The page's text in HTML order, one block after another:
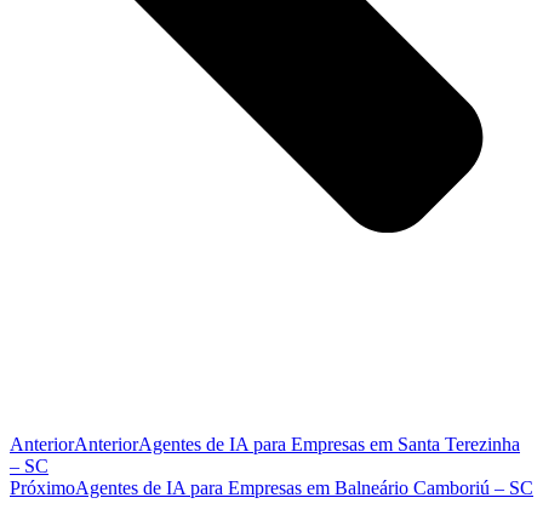
AnteriorAnteriorAgentes de IA para Empresas em Santa Terezinha
– SC
PróximoAgentes de IA para Empresas em Balneário Camboriú – SC